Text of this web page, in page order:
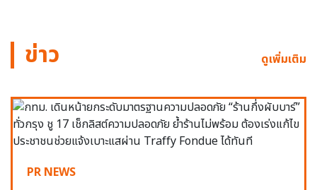
ข่าว ดูเพิ่มเติม
PR NEWS